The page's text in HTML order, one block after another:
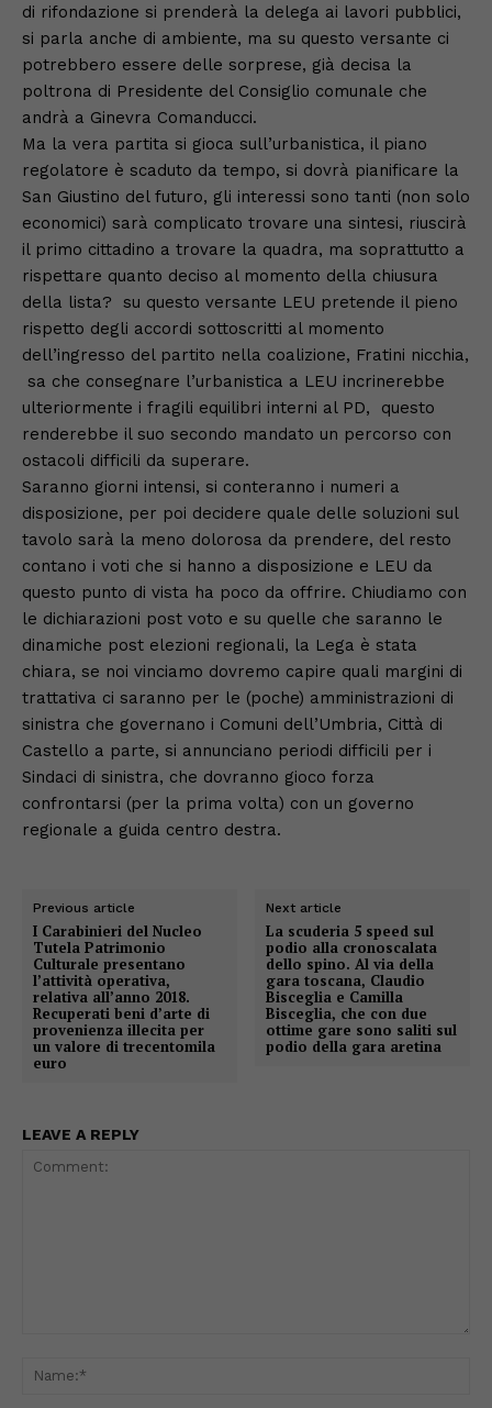
di rifondazione si prenderà la delega ai lavori pubblici,
si parla anche di ambiente, ma su questo versante ci
potrebbero essere delle sorprese, già decisa la
poltrona di Presidente del Consiglio comunale che
andrà a Ginevra Comanducci.
Ma la vera partita si gioca sull’urbanistica, il piano
regolatore è scaduto da tempo, si dovrà pianificare la
San Giustino del futuro, gli interessi sono tanti (non solo
economici) sarà complicato trovare una sintesi, riuscirà
il primo cittadino a trovare la quadra, ma soprattutto a
rispettare quanto deciso al momento della chiusura
della lista? su questo versante LEU pretende il pieno
rispetto degli accordi sottoscritti al momento
dell’ingresso del partito nella coalizione, Fratini nicchia,
sa che consegnare l’urbanistica a LEU incrinerebbe
ulteriormente i fragili equilibri interni al PD, questo
renderebbe il suo secondo mandato un percorso con
ostacoli difficili da superare.
Saranno giorni intensi, si conteranno i numeri a
disposizione, per poi decidere quale delle soluzioni sul
tavolo sarà la meno dolorosa da prendere, del resto
contano i voti che si hanno a disposizione e LEU da
questo punto di vista ha poco da offrire. Chiudiamo con
le dichiarazioni post voto e su quelle che saranno le
dinamiche post elezioni regionali, la Lega è stata
chiara, se noi vinciamo dovremo capire quali margini di
trattativa ci saranno per le (poche) amministrazioni di
sinistra che governano i Comuni dell’Umbria, Città di
Castello a parte, si annunciano periodi difficili per i
Sindaci di sinistra, che dovranno gioco forza
confrontarsi (per la prima volta) con un governo
regionale a guida centro destra.
Previous article
I Carabinieri del Nucleo
Tutela Patrimonio
Culturale presentano
l’attività operativa,
relativa all’anno 2018.
Recuperati beni d’arte di
provenienza illecita per
un valore di trecentomila
euro
Next article
La scuderia 5 speed sul
podio alla cronoscalata
dello spino. Al via della
gara toscana, Claudio
Bisceglia e Camilla
Bisceglia, che con due
ottime gare sono saliti sul
podio della gara aretina
LEAVE A REPLY